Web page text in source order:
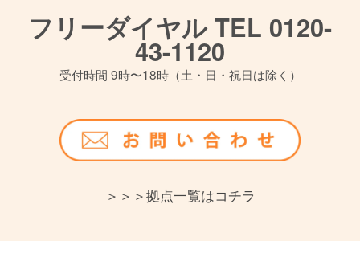
フリーダイヤル TEL 0120-
43-1120
受付時間 9時〜18時（土・日・祝日は除く）
＞＞＞拠点一覧はコチラ